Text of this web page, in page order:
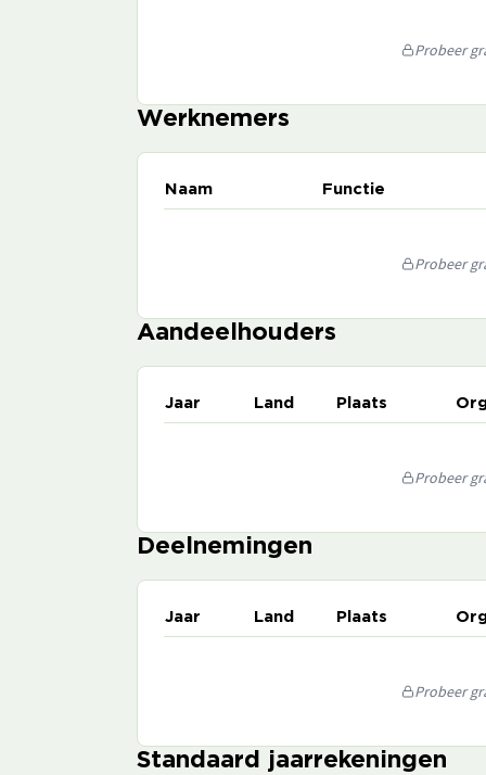
Probeer
Werknemers
Naam Functie
Probeer
Aandeelhouders
Jaar Land Plaats
Probeer
Deelnemingen
Jaar Land Plaats
Probeer
Standaard jaarrekeningen